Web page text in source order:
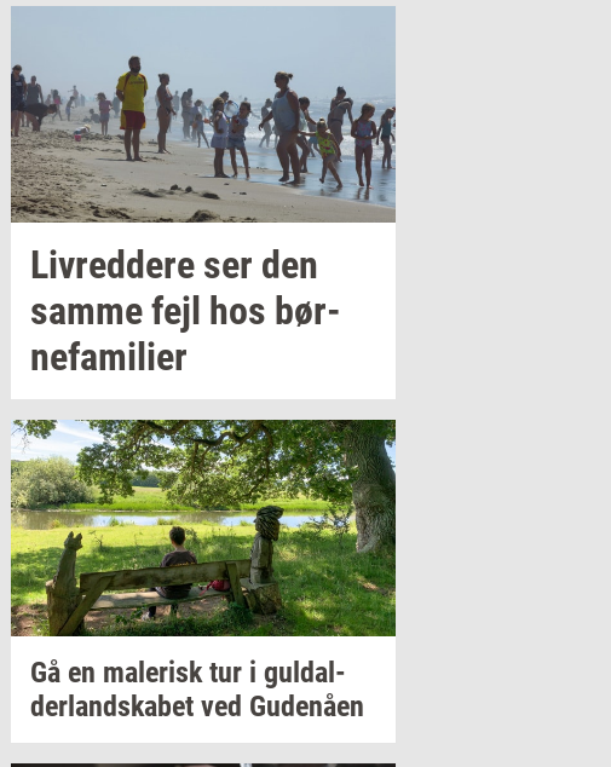
Liv­red­dere ser den
samme fejl hos bør­
ne­fa­mi­li­er
Gå en ma­le­risktur i gul­dal­
der­land­ska­bet ved Gu­denå­en